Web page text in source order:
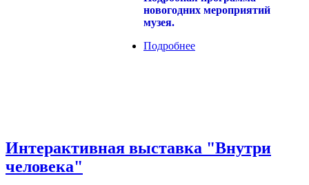
новогодних мероприятий
музея.
Подробнее
Интерактивная выставка "Внутри
человека"